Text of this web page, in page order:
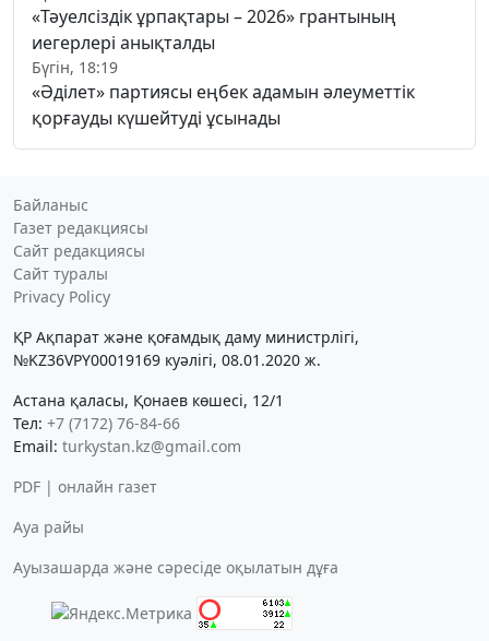
«Тәуелсіздік ұрпақтары – 2026» грантының
иегерлері анықталды
Бүгін, 18:19
«Әділет» партиясы еңбек адамын әлеуметтік
қорғауды күшейтуді ұсынады
Байланыс
Газет редакциясы
Сайт редакциясы
Сайт туралы
Privacy Policy
ҚР Ақпарат және қоғамдық даму министрлігі,
№KZ36VPY00019169 куәлігі, 08.01.2020 ж.
Астана қаласы, Қонаев көшесі, 12/1
Тел: +7 (7172) 76-84-66
Email: turkystan.kz@gmail.com
PDF | онлайн газет
Ауа райы
Ауызашарда және сәресіде оқылатын дұға